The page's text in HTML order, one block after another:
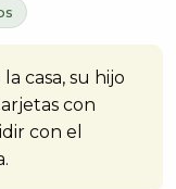
casa, su hijo
con
con el